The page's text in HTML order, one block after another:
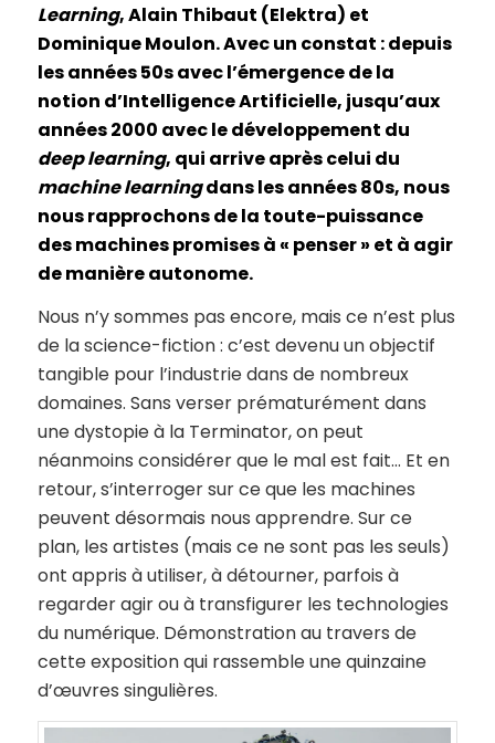
Learning, Alain Thibaut (Elektra) et
Dominique Moulon. Avec un constat : depuis
les années 50s avec l’émergence de la
notion d’Intelligence Artificielle, jusqu’aux
années 2000 avec le développement du
deep learning, qui arrive après celui du
machine learningdans les années 80s, nous
nous rapprochons de la toute-puissance
des machines promises à « penser » et à agir
de manière autonome.
Nous n’y sommes pas encore, mais ce n’est plus
de la science-fiction : c’est devenu un objectif
tangible pour l’industrie dans de nombreux
domaines. Sans verser prématurément dans
une dystopie à la Terminator, on peut
néanmoins considérer que le mal est fait… Et en
retour, s’interroger sur ce que les machines
peuvent désormais nous apprendre. Sur ce
plan, les artistes (mais ce ne sont pas les seuls)
ont appris à utiliser, à détourner, parfois à
regarder agir ou à transfigurer les technologies
du numérique. Démonstration au travers de
cette exposition qui rassemble une quinzaine
d’œuvres singulières.